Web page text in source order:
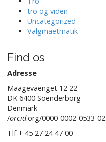
tro og viden
Uncategorized
Valgmaetmatik
Find os
Adresse
Maagevaenget 12 22
DK 6400 Soenderborg
Denmark
/orcid.org/0000-0002-0533-
Tlf + 45 27 24 47 00